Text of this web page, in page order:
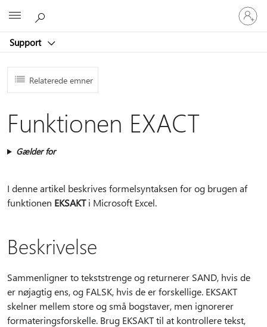
Support
Log
på
din
Relaterede emner
Funktionen EXACT
Gælder for
I denne artikel beskrives formelsyntaksen for og brugen af
funktionen EKSAKTi Microsoft Excel.
Beskrivelse
Sammenligner to tekststrenge og returnerer SAND, hvis de
er nøjagtig ens, og FALSK, hvis de er forskellige. EKSAKT
skelner mellem store og små bogstaver, men ignorerer
formateringsforskelle. Brug EKSAKT til at kontrollere tekst,